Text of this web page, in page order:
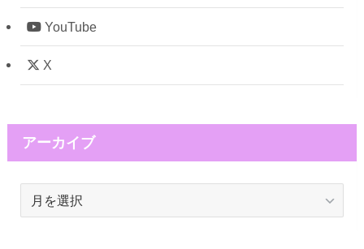
YouTube
X
アーカイブ